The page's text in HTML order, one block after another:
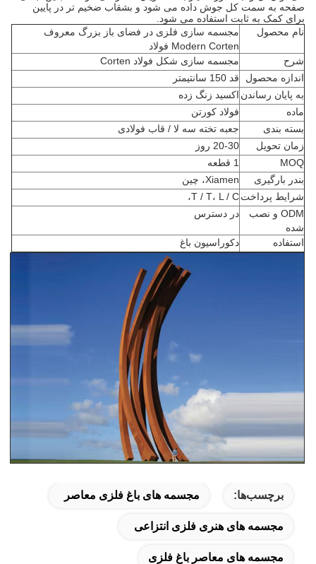
صفحه به سمت کل جوش داده می شود و بشقاب ضخیم تر در پایین
برای کمک به ثابت استفاده می شود.
نام محصول
مجسمه سازی فلزی در فضای باز بزرگ معروف
Modern Corten فولاد
شرح
مجسمه سازی شکل فولاد Corten
اندازه محصول
قد 150 سانتیمتر
به پایان رساندناکسید زنگ زده
ماده
فولاد کورتن
بسته بندی
جعبه تخته سه لا / قاب فولادی
زمان تحویل
20-30 روز
MOQ
بندر بارگیری
Xiamen، چین
شرایط پرداختT / T، L / C،
ODM و نصب
شده
در دسترس
استفاده دکوراسیون باغ
برچسب‌ها: مجسمه های باغ فلزی معاصر
مجسمه های هنری فلزی انتزاعی
مجسمه های معاصر باغ فلزی